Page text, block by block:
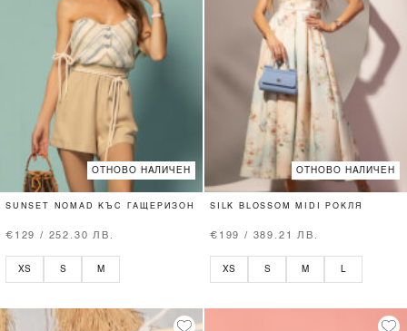
ОТНОВО НАЛИЧЕН
SUNSET NOMAD КЪС ГАЩЕРИЗОН
€129 / 252.30 ЛВ.
XS S M
ОТНОВО НАЛИЧЕН
SILK BLOSSOM MIDI РОКЛЯ
€199 / 389.21 ЛВ.
XS S M L